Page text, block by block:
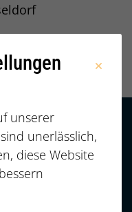
7 3 3 2 7 7
FRAGEN |
unserer
unerlässlich,
diese Website